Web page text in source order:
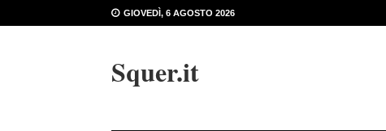
GIOVEDÌ, 6 AGOSTO 2026
Squer.it